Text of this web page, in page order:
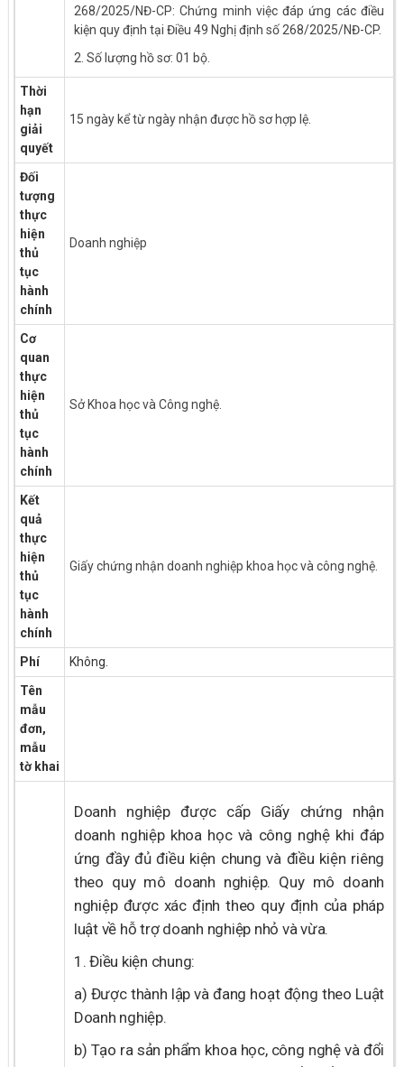
268/2025/NĐ-CP: Chứng minh việc đáp ứng các điều
kiện quy định tại Điều 49 Nghị định số 268/2025/NĐ-CP.
2. Số lượng hồ sơ: 01 bộ.
Thời
hạn
giải
quyết
15 ngày kể từ ngày nhận được hồ sơ hợp lệ.
Đối
tượng
thực
hiện
thủ
tục
hành
chính
Doanh nghiệp
Cơ
quan
thực
hiện
thủ
tục
hành
chính
Sở Khoa học và Công nghệ.
Kết
quả
thực
hiện
thủ
tục
hành
chính
Giấy chứng nhận doanh nghiệp khoa học và công nghệ.
Phí
Không.
Tên
mẫu
đơn,
mẫu
tờ khai
Doanh nghiệp được cấp Giấy chứng nhận
doanh nghiệp khoa học và công nghệ khi đáp
ứng đầy đủ điều kiện chung và điều kiện riêng
theo quy mô doanh nghiệp. Quy mô doanh
nghiệp được xác định theo quy định của pháp
luật về hỗ trợ doanh nghiệp nhỏ và vừa.
1. Điều kiện chung:
a) Được thành lập và đang hoạt động theo Luật
Doanh nghiệp.
b) Tạo ra sản phẩm khoa học, công nghệ và đổi